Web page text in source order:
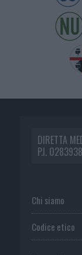
DIRETTA
P.I.
Chi siamo
Codice etico